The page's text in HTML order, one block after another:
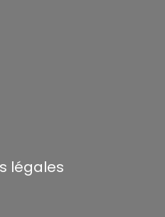
légales